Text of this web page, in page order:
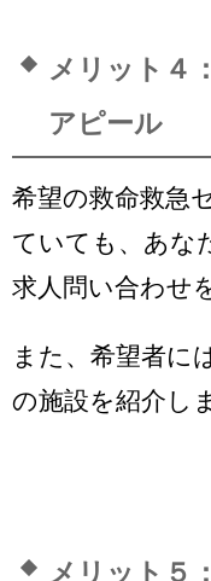
メリット４
アピール
希望の救命救急
ていても、あな
求人問い合わせ
また、希望者に
の施設を紹介し
メリット５